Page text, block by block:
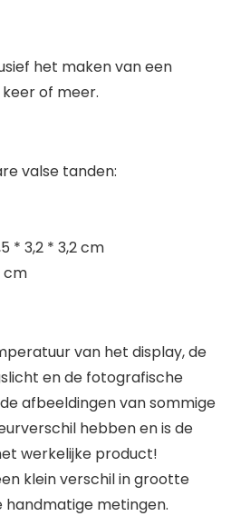
het maken van een
of meer.
valse tanden:
* 3,2 * 3,2 cm
cm
van het display, de
en de fotografische
afbeeldingen van sommige
hebben en is de
werkelijke product!
klein verschil in grootte
metingen.